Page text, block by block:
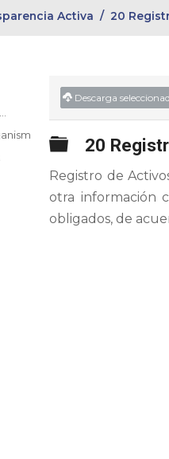
Activa 20
Descarga
Carpeta
20
Registro de
otra información
obligados, de